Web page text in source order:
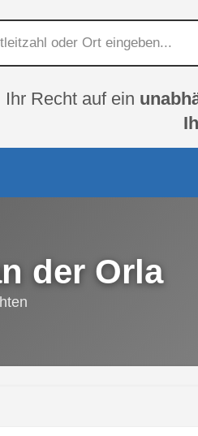
Ihr Recht auf ein
der Orla